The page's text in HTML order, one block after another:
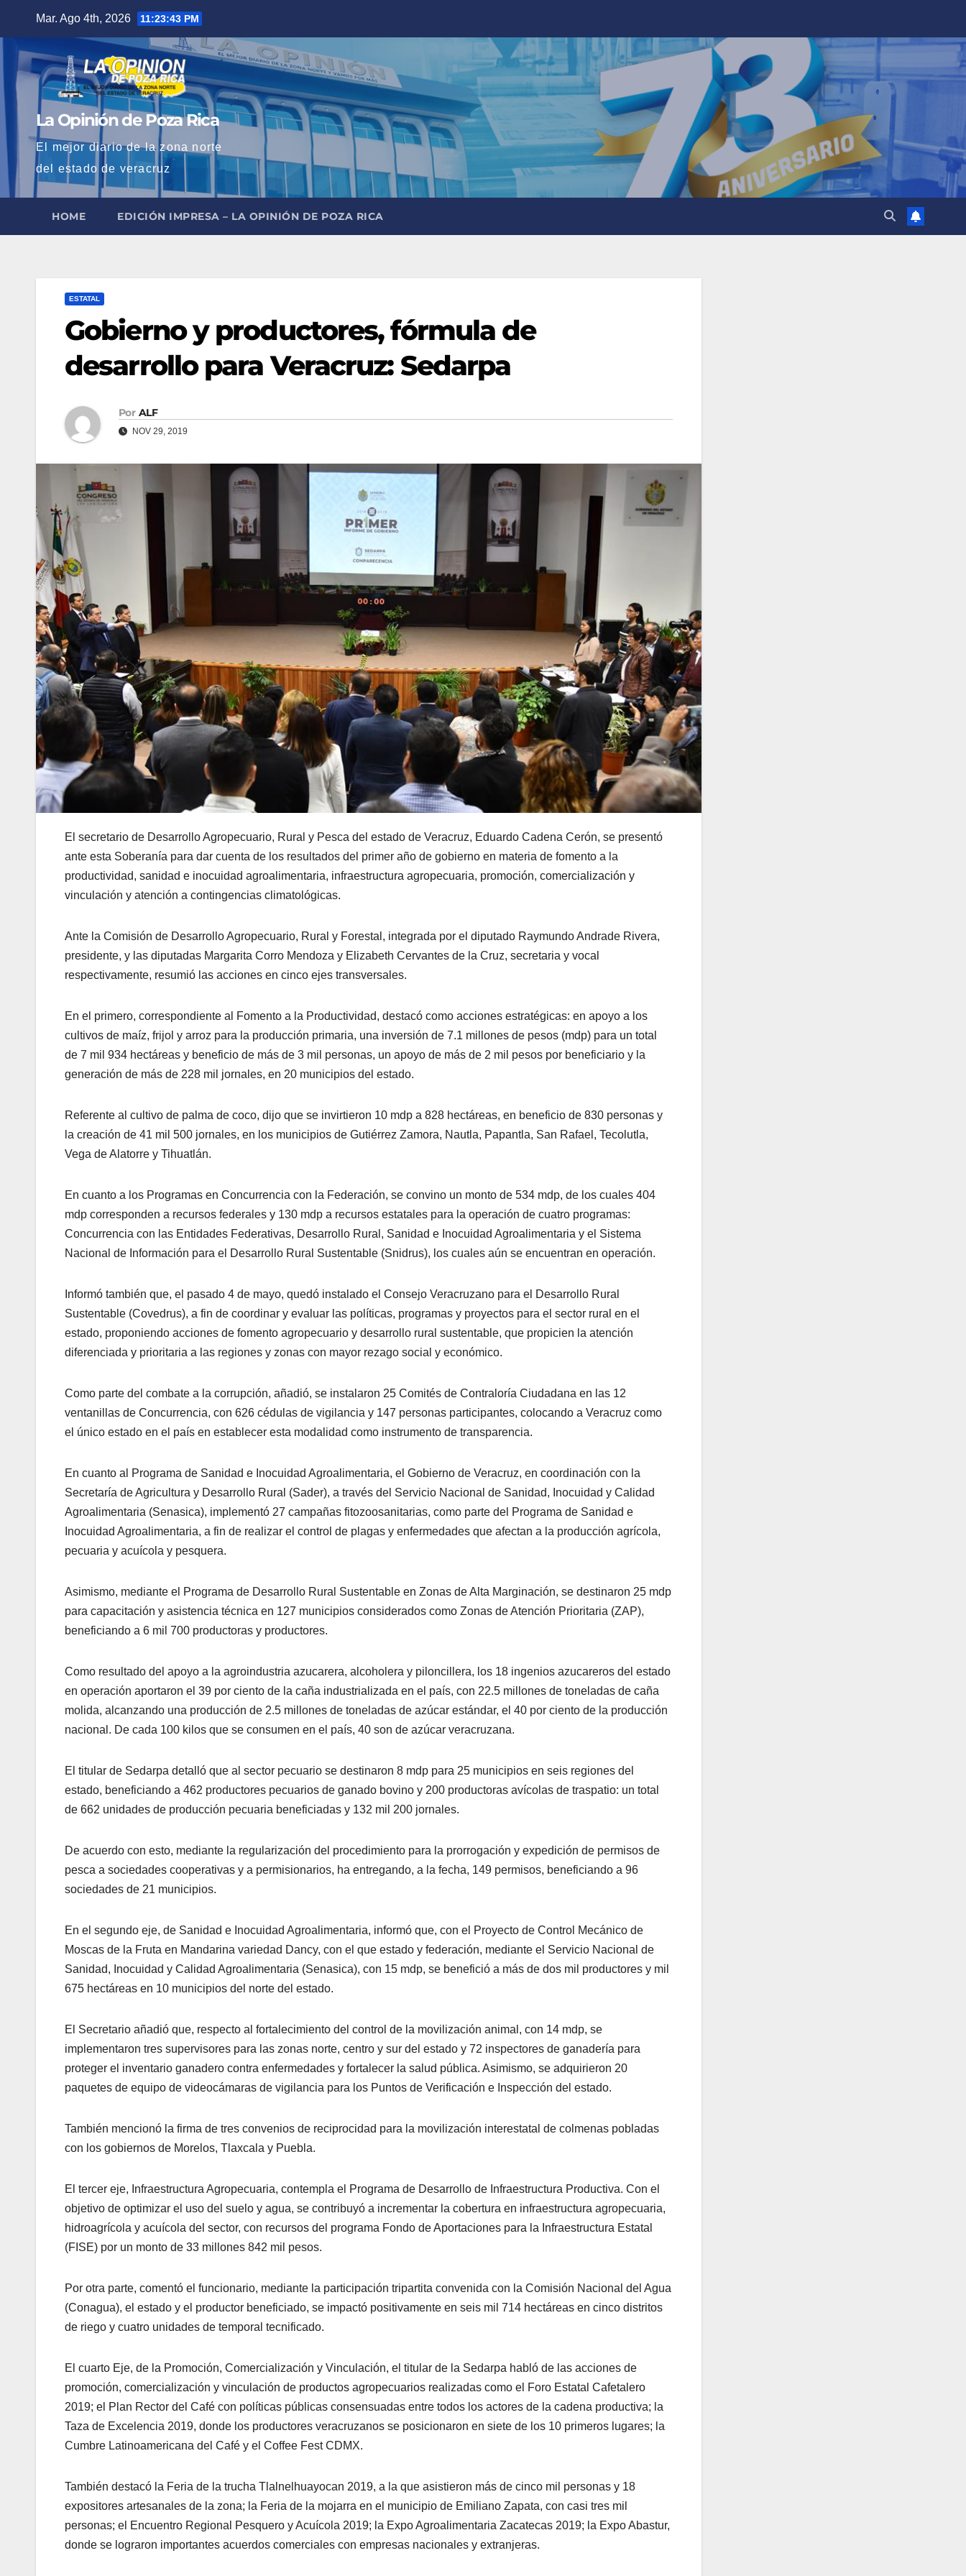
contenido
Mar. Ago 4th, 2026 11:23:44 PM
La Opinión de Poza Rica
El mejor diario de la zona norte
del estado de veracruz
HOME EDICIÓN IMPRESA – LA OPINIÓN DE POZA RICA
ESTATAL
Gobierno y productores, fórmula de
desarrollo para Veracruz: Sedarpa
Por ALF
NOV 29, 2019
El secretario de Desarrollo Agropecuario, Rural y Pesca del estado de Veracruz, Eduardo Cadena Cerón, se presentó
ante esta Soberanía para dar cuenta de los resultados del primer año de gobierno en materia de fomento a la
productividad, sanidad e inocuidad agroalimentaria, infraestructura agropecuaria, promoción, comercialización y
vinculación y atención a contingencias climatológicas.
Ante la Comisión de Desarrollo Agropecuario, Rural y Forestal, integrada por el diputado Raymundo Andrade Rivera,
presidente, y las diputadas Margarita Corro Mendoza y Elizabeth Cervantes de la Cruz, secretaria y vocal
respectivamente, resumió las acciones en cinco ejes transversales.
En el primero, correspondiente al Fomento a la Productividad, destacó como acciones estratégicas: en apoyo a los
cultivos de maíz, frijol y arroz para la producción primaria, una inversión de 7.1 millones de pesos (mdp) para un total
de 7 mil 934 hectáreas y beneficio de más de 3 mil personas, un apoyo de más de 2 mil pesos por beneficiario y la
generación de más de 228 mil jornales, en 20 municipios del estado.
Referente al cultivo de palma de coco, dijo que se invirtieron 10 mdp a 828 hectáreas, en beneficio de 830 personas y
la creación de 41 mil 500 jornales, en los municipios de Gutiérrez Zamora, Nautla, Papantla, San Rafael, Tecolutla,
Vega de Alatorre y Tihuatlán.
En cuanto a los Programas en Concurrencia con la Federación, se convino un monto de 534 mdp, de los cuales 404
mdp corresponden a recursos federales y 130 mdp a recursos estatales para la operación de cuatro programas:
Concurrencia con las Entidades Federativas, Desarrollo Rural, Sanidad e Inocuidad Agroalimentaria y el Sistema
Nacional de Información para el Desarrollo Rural Sustentable (Snidrus), los cuales aún se encuentran en operación.
Informó también que, el pasado 4 de mayo, quedó instalado el Consejo Veracruzano para el Desarrollo Rural
Sustentable (Covedrus), a fin de coordinar y evaluar las políticas, programas y proyectos para el sector rural en el
estado, proponiendo acciones de fomento agropecuario y desarrollo rural sustentable, que propicien la atención
diferenciada y prioritaria a las regiones y zonas con mayor rezago social y económico.
Como parte del combate a la corrupción, añadió, se instalaron 25 Comités de Contraloría Ciudadana en las 12
ventanillas de Concurrencia, con 626 cédulas de vigilancia y 147 personas participantes, colocando a Veracruz como
el único estado en el país en establecer esta modalidad como instrumento de transparencia.
En cuanto al Programa de Sanidad e Inocuidad Agroalimentaria, el Gobierno de Veracruz, en coordinación con la
Secretaría de Agricultura y Desarrollo Rural (Sader), a través del Servicio Nacional de Sanidad, Inocuidad y Calidad
Agroalimentaria (Senasica), implementó 27 campañas fitozoosanitarias, como parte del Programa de Sanidad e
Inocuidad Agroalimentaria, a fin de realizar el control de plagas y enfermedades que afectan a la producción agrícola,
pecuaria y acuícola y pesquera.
Asimismo, mediante el Programa de Desarrollo Rural Sustentable en Zonas de Alta Marginación, se destinaron 25 mdp
para capacitación y asistencia técnica en 127 municipios considerados como Zonas de Atención Prioritaria (ZAP),
beneficiando a 6 mil 700 productoras y productores.
Como resultado del apoyo a la agroindustria azucarera, alcoholera y piloncillera, los 18 ingenios azucareros del estado
en operación aportaron el 39 por ciento de la caña industrializada en el país, con 22.5 millones de toneladas de caña
molida, alcanzando una producción de 2.5 millones de toneladas de azúcar estándar, el 40 por ciento de la producción
nacional. De cada 100 kilos que se consumen en el país, 40 son de azúcar veracruzana.
El titular de Sedarpa detalló que al sector pecuario se destinaron 8 mdp para 25 municipios en seis regiones del
estado, beneficiando a 462 productores pecuarios de ganado bovino y 200 productoras avícolas de traspatio: un total
de 662 unidades de producción pecuaria beneficiadas y 132 mil 200 jornales.
De acuerdo con esto, mediante la regularización del procedimiento para la prorrogación y expedición de permisos de
pesca a sociedades cooperativas y a permisionarios, ha entregando, a la fecha, 149 permisos, beneficiando a 96
sociedades de 21 municipios.
En el segundo eje, de Sanidad e Inocuidad Agroalimentaria, informó que, con el Proyecto de Control Mecánico de
Moscas de la Fruta en Mandarina variedad Dancy, con el que estado y federación, mediante el Servicio Nacional de
Sanidad, Inocuidad y Calidad Agroalimentaria (Senasica), con 15 mdp, se benefició a más de dos mil productores y mil
675 hectáreas en 10 municipios del norte del estado.
El Secretario añadió que, respecto al fortalecimiento del control de la movilización animal, con 14 mdp, se
implementaron tres supervisores para las zonas norte, centro y sur del estado y 72 inspectores de ganadería para
proteger el inventario ganadero contra enfermedades y fortalecer la salud pública. Asimismo, se adquirieron 20
paquetes de equipo de videocámaras de vigilancia para los Puntos de Verificación e Inspección del estado.
También mencionó la firma de tres convenios de reciprocidad para la movilización interestatal de colmenas pobladas
con los gobiernos de Morelos, Tlaxcala y Puebla.
El tercer eje, Infraestructura Agropecuaria, contempla el Programa de Desarrollo de Infraestructura Productiva. Con el
objetivo de optimizar el uso del suelo y agua, se contribuyó a incrementar la cobertura en infraestructura agropecuaria,
hidroagrícola y acuícola del sector, con recursos del programa Fondo de Aportaciones para la Infraestructura Estatal
(FISE) por un monto de 33 millones 842 mil pesos.
Por otra parte, comentó el funcionario, mediante la participación tripartita convenida con la Comisión Nacional del Agua
(Conagua), el estado y el productor beneficiado, se impactó positivamente en seis mil 714 hectáreas en cinco distritos
de riego y cuatro unidades de temporal tecnificado.
El cuarto Eje, de la Promoción, Comercialización y Vinculación, el titular de la Sedarpa habló de las acciones de
promoción, comercialización y vinculación de productos agropecuarios realizadas como el Foro Estatal Cafetalero
2019; el Plan Rector del Café con políticas públicas consensuadas entre todos los actores de la cadena productiva; la
Taza de Excelencia 2019, donde los productores veracruzanos se posicionaron en siete de los 10 primeros lugares; la
Cumbre Latinoamericana del Café y el Coffee Fest CDMX.
También destacó la Feria de la trucha Tlalnelhuayocan 2019, a la que asistieron más de cinco mil personas y 18
expositores artesanales de la zona; la Feria de la mojarra en el municipio de Emiliano Zapata, con casi tres mil
personas; el Encuentro Regional Pesquero y Acuícola 2019; la Expo Agroalimentaria Zacatecas 2019; la Expo Abastur,
donde se lograron importantes acuerdos comerciales con empresas nacionales y extranjeras.